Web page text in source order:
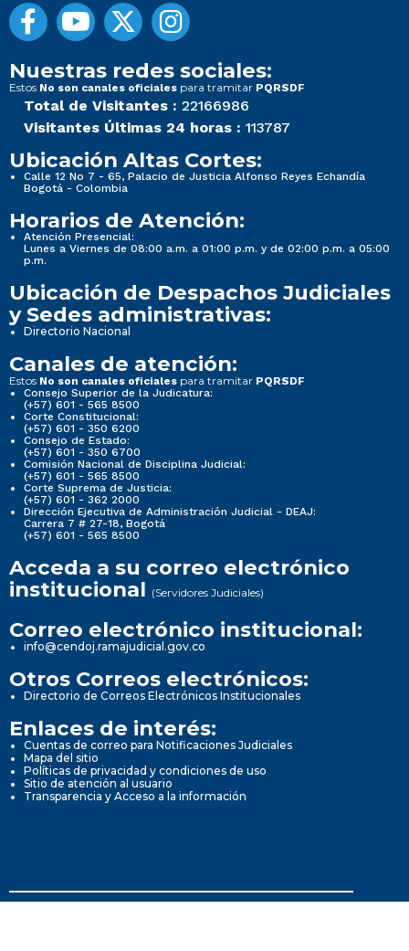
Nuestras redes sociales:
Estos No son canales oficiales para tramitar PQRSDF
Total de Visitantes : 22166986
Visitantes Últimas 24 horas : 113787
Ubicación Altas Cortes:
Calle 12 No 7 - 65, Palacio de Justicia Alfonso Reyes Echandía
Bogotá - Colombia
Horarios de Atención:
Atención Presencial:
Lunes a Viernes de 08:00 a.m. a 01:00 p.m. y de 02:00 p.m. a 05:00
p.m.
Ubicación de Despachos Judiciales
y Sedes administrativas:
Directorio Nacional
Canales de atención:
Estos No son canales oficiales para tramitar PQRSDF
Consejo Superior de la Judicatura:
(+57) 601 - 565 8500
Corte Constitucional:
(+57) 601 - 350 6200
Consejo de Estado:
(+57) 601 - 350 6700
Comisión Nacional de Disciplina Judicial:
(+57) 601 - 565 8500
Corte Suprema de Justicia:
(+57) 601 - 362 2000
Dirección Ejecutiva de Administración Judicial - DEAJ:
Carrera 7 # 27-18, Bogotá
(+57) 601 - 565 8500
Acceda a su correo electrónico
institucional (Servidores Judiciales)
Correo electrónico institucional:
info@cendoj.ramajudicial.gov.co
Otros Correos electrónicos:
Directorio de Correos Electrónicos Institucionales
Enlaces de interés:
Cuentas de correo para Notificaciones Judiciales
Mapa del sitio
Políticas de privacidad y condiciones de uso
Sitio de atención al usuario
Transparencia y Acceso a la información